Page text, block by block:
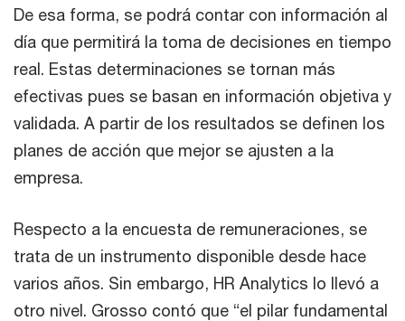
De esa forma, se podrá contar con información al
día que permitirá la toma de decisiones en tiempo
real. Estas determinaciones se tornan más
efectivas pues se basan en información objetiva y
validada. A partir de los resultados se definen los
planes de acción que mejor se ajusten a la
empresa.
Respecto a la encuesta de remuneraciones, se
trata de un instrumento disponible desde hace
varios años. Sin embargo, HR Analytics lo llevó a
otro nivel. Grosso contó que “el pilar fundamental